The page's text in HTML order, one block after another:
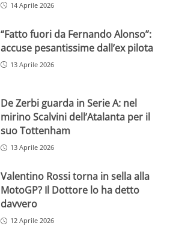
14 Aprile 2026
“Fatto fuori da Fernando Alonso”:
accuse pesantissime dall’ex pilota
13 Aprile 2026
De Zerbi guarda in Serie A: nel
mirino Scalvini dell’Atalanta per il
suo Tottenham
13 Aprile 2026
Valentino Rossi torna in sella alla
MotoGP? Il Dottore lo ha detto
davvero
12 Aprile 2026